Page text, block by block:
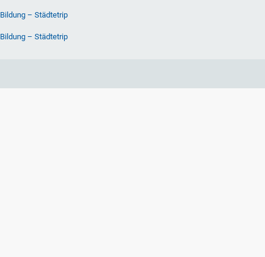
– Städtetrip
– Städtetrip